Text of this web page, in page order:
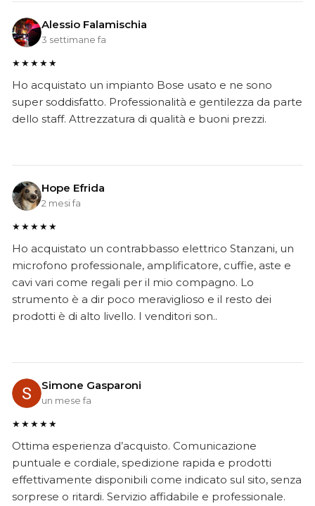
Alessio Falamischia
3 settimane fa
★★★★★
Ho acquistato un impianto Bose usato e ne sono
super soddisfatto. Professionalità e gentilezza da parte
dello staff. Attrezzatura di qualità e buoni prezzi.
Hope Efrida
2 mesi fa
★★★★★
Ho acquistato un contrabbasso elettrico Stanzani, un
microfono professionale, amplificatore, cuffie, aste e
cavi vari come regali per il mio compagno. Lo
strumento è a dir poco meraviglioso e il resto dei
prodotti è di alto livello. I venditori son..
Simone Gasparoni
un mese fa
★★★★★
Ottima esperienza d’acquisto. Comunicazione
puntuale e cordiale, spedizione rapida e prodotti
effettivamente disponibili come indicato sul sito, senza
sorprese o ritardi. Servizio affidabile e professionale.